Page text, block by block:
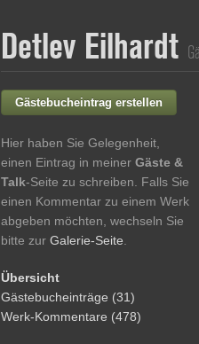
Detlev Eilhardt
Gästebucheintrag erstellen
Hier haben Sie Gelegenheit,
einen Eintrag in meiner Gäste &
Talk-Seite zu schreiben. Falls Sie
einen Kommentar zu einem Werk
abgeben möchten, wechseln Sie
bitte zur Galerie-Seite
Übersicht
Gästebucheinträge (31)
Werk-Kommentare (478)